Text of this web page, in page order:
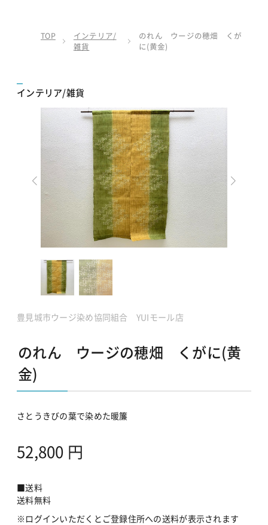
TOP
インテリア/
雑貨
のれん ウージの穂畑 くが
に(黄金)
インテリア/雑貨
豊見城市ウージ染め協同組合 YUIモール店
のれん ウージの穂畑 くがに(黄
金)
さとうきびの葉で染めた暖簾
52,800 円
■送料
送料無料
※ログインいただくとご登録住所への送料が表示されます